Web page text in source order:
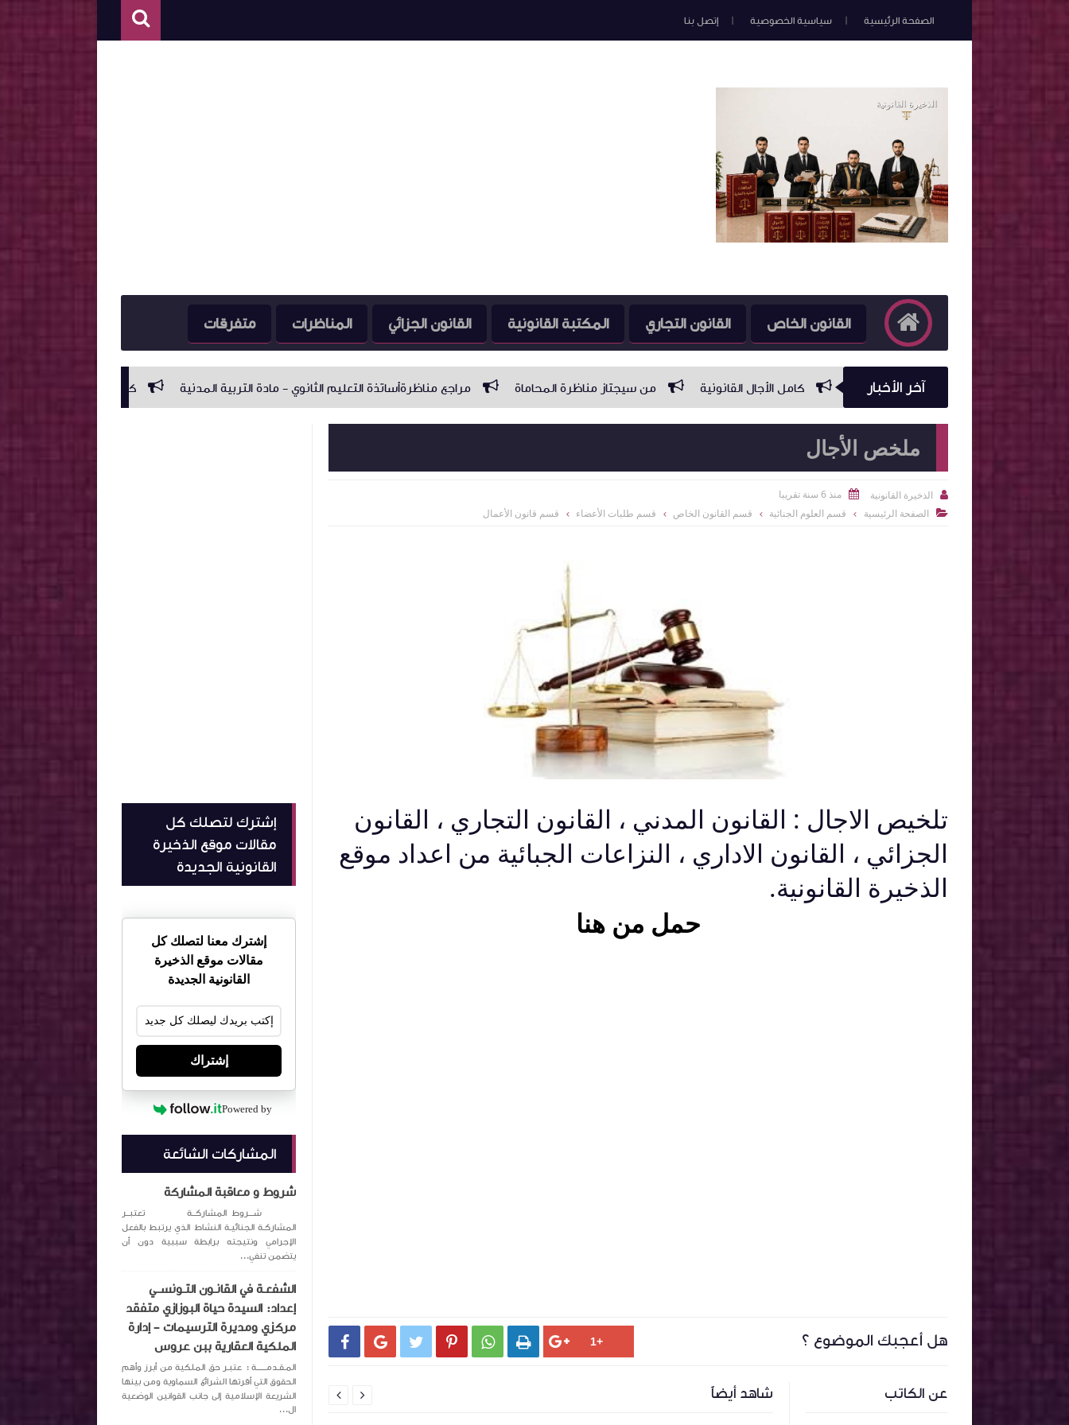
الصفحة الرئيسية سياسية الخصوصية إتصل بنا
القانون الخاص القانون التجاري المكتبة القانونية القانون الجزائي المناظرات متفرقات
آخر الأخبار كامل الأجال القانونية من سيجتاز مناظرة المحاماة مراجع مناظرةأساتذة التعليم الثانوي - مادة التربية المدنية كامل اجال مجلة المرافعات المدنية
ملخص الأجال
 الذخيرة القانونية  منذ 6 سنة تقريبا
 الصفحة الرئيسية قسم العلوم الجنائية قسم القانون الخاص قسم طلبات الأعضاء قسم قانون الأعمال
تلخيص الاجال : القانون المدني ، القانون التجاري ، القانون
الجزائي ، القانون الاداري ، النزاعات الجبائية من اعداد موقع
الذخيرة القانونية.
حمل من هنا
هل أعجبك الموضوع ؟      
عن الكاتب شاهد أيضاً 

إشترك لتصلك كل
مقالات موقع الذخيرة
القانونية الجديدة
إشترك معنا لتصلك كل
مقالات موقع الذخيرة
القانونية الجديدة
إشتراك
Powered by
المشاركات الشائعة
شروط و معاقبة المشاركة
شـــروط المشاركــة تعتبــر
المشاركـة الجنائيـة النشاط الذي يرتبط بالفعل
الإجرامي ونتيجته برابطة سببية دون أن
يتضمن تنفي...
الشفعـة في القانـون التـونســي
إعداد: السيدة حياة البوزازي متفقد
مركزي ومديرة الترسيمات – إدارة
الملكية العقارية ببن عروس
المـقـدمــــــة : عتبـر حق الملكية من أبرز وأهم
الحقوق التي أقرتها الشرائع السماوية ومن بينها
الشريعة الإسلامية إلى جانب القوانين الوضعية
ال...